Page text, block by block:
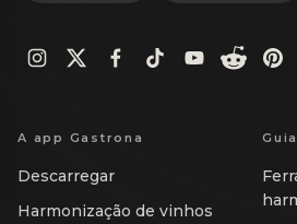
A app Gastrona
Descarregar
Harmonização de vinhos